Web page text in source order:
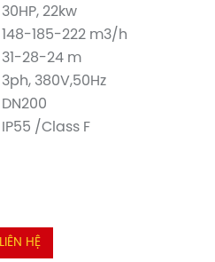
30HP, 22kw
148-185-222 m3/h
31-28-24 m
3ph, 380V,50Hz
DN200
IP55 /Class F
LIÊN HỆ